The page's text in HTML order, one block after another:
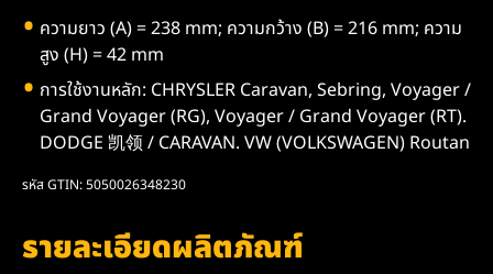
ความยาว (A) = 238 mm; ความกว้าง (B) = 216 mm; ความ
สูง (H) = 42 mm
การใช้งานหลัก: CHRYSLER Caravan, Sebring, Voyager /
Grand Voyager (RG), Voyager / Grand Voyager (RT).
DODGE 凯领 / CARAVAN. VW (VOLKSWAGEN) Routan
รหัส GTIN: 5050026348230
รายละเอียดผลิตภัณฑ์